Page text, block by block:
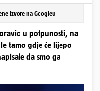
izvore na Googleu
u potpunosti, na
tamo gdje će lijepo
da smo ga